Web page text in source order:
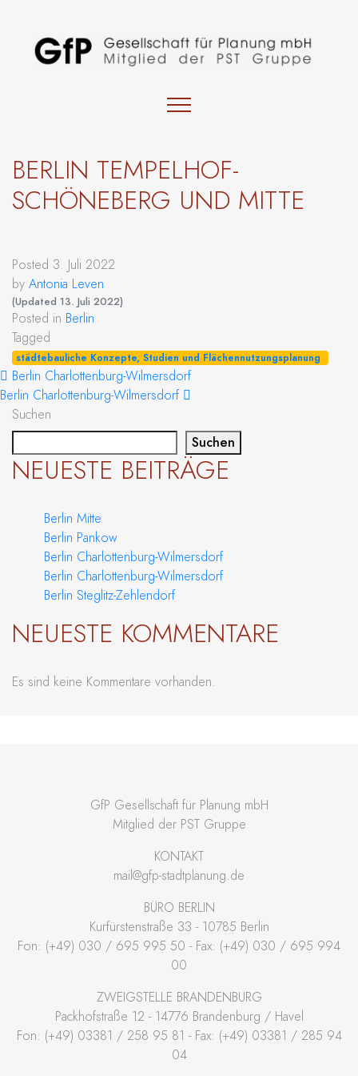
BERLIN TEMPELHOF-
SCHÖNEBERG UND MITTE
Posted 3. Juli 2022
by Antonia Leven
(Updated 13. Juli 2022)
Posted in Berlin
Tagged
städtebauliche Konzepte, Studien und Flächennutzungsplanung
BEITRAGS-NAVIGATION
Berlin Charlottenburg-Wilmersdorf
Berlin Charlottenburg-Wilmersdorf
Suchen
Suchen
NEUESTE BEITRÄGE
Berlin Mitte
Berlin Pankow
Berlin Charlottenburg-Wilmersdorf
Berlin Charlottenburg-Wilmersdorf
Berlin Steglitz-Zehlendorf
NEUESTE KOMMENTARE
Es sind keine Kommentare vorhanden.
GfP Gesellschaft für Planung mbH
Mitglied der PST Gruppe
KONTAKT
mail@gfp-stadtplanung.de
BÜRO BERLIN
Kurfürstenstraße 33 - 10785 Berlin
Fon: (+49) 030 / 695 995 50 - Fax: (+49) 030 / 695 994
00
ZWEIGSTELLE BRANDENBURG
Packhofstraße 12 - 14776 Brandenburg / Havel
Fon: (+49) 03381 / 258 95 81 - Fax: (+49) 03381 / 285 94
04